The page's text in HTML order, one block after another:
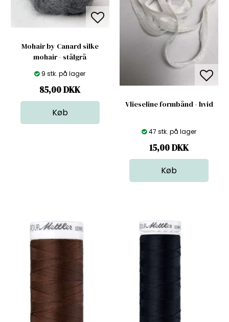
Mohair by Canard silke
mohair - stålgrå
9 stk. på lager
85,00DKK
Vlieseline formbånd - hvid
47 stk. på lager
15,00DKK